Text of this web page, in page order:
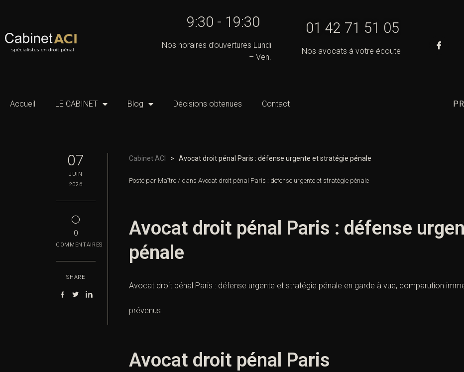
9:30 - 19:30
Nos horaires d’ouvertures Lundi
– Ven.
01 42 71 51 05
Nos avocats à votre écoute
Accueil LE CABINET Blog Décisions obtenues Contact
07
JUIN
2026
◯
0
COMMENTAIRES
SHARE
Cabinet ACI > Avocat droit pénal Paris : défense urgente et stratégie pénale
Posté par Maître / dans Avocat droit pénal Paris : défense urgente et stratégie pénale
Avocat droit pénal Paris : défense
pénale
Avocat droit pénal Paris : défense urgente et stratégie pénale en garde à vue, comparution
prévenus.
Avocat droit pénal Paris